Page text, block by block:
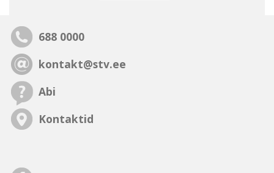
688 0000
kontakt@stv.ee
Abi
Kontaktid